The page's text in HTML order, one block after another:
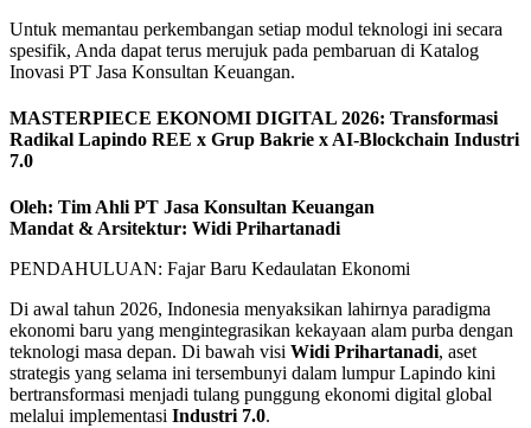
Untuk memantau perkembangan setiap modul teknologi ini secara
spesifik, Anda dapat terus merujuk pada pembaruan di Katalog
Inovasi PT Jasa Konsultan Keuangan.
MASTERPIECE EKONOMI DIGITAL 2026: Transformasi
Radikal Lapindo REE x Grup Bakrie x AI-Blockchain Industri
7.0
Oleh: Tim Ahli PT Jasa Konsultan Keuangan
Mandat & Arsitektur: Widi Prihartanadi
PENDAHULUAN: Fajar Baru Kedaulatan Ekonomi
Di awal tahun 2026, Indonesia menyaksikan lahirnya paradigma
ekonomi baru yang mengintegrasikan kekayaan alam purba dengan
teknologi masa depan. Di bawah visi Widi Prihartanadi, aset
strategis yang selama ini tersembunyi dalam lumpur Lapindo kini
bertransformasi menjadi tulang punggung ekonomi digital global
melalui implementasi Industri 7.0.